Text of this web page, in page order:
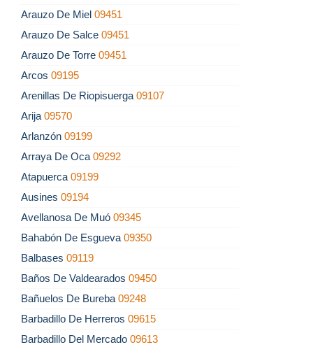
Arauzo De Miel 09451
Arauzo De Salce 09451
Arauzo De Torre 09451
Arcos 09195
Arenillas De Riopisuerga 09107
Arija 09570
Arlanzón 09199
Arraya De Oca 09292
Atapuerca 09199
Ausines 09194
Avellanosa De Muó 09345
Bahabón De Esgueva 09350
Balbases 09119
Baños De Valdearados 09450
Bañuelos De Bureba 09248
Barbadillo De Herreros 09615
Barbadillo Del Mercado 09613